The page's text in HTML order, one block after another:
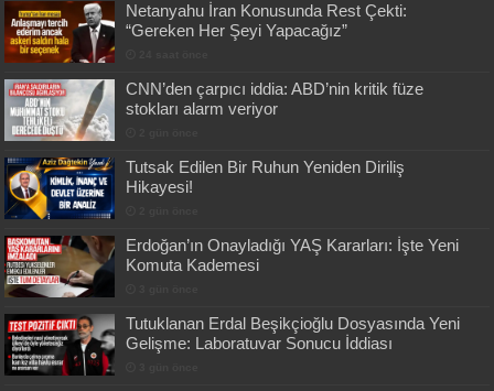
Netanyahu İran Konusunda Rest Çekti:
“Gereken Her Şeyi Yapacağız”
CNN’den çarpıcı iddia: ABD’nin kritik füze
stokları alarm veriyor
Tutsak Edilen Bir Ruhun Yeniden Diriliş
Hikayesi!
Erdoğan’ın Onayladığı YAŞ Kararları: İşte Yeni
Komuta Kademesi
Tutuklanan Erdal Beşikçioğlu Dosyasında Yeni
Gelişme: Laboratuvar Sonucu İddiası